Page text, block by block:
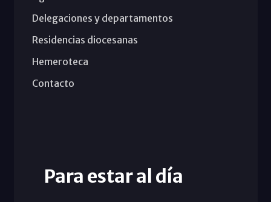
Delegaciones y departamentos
Residencias diocesanas
Hemeroteca
Contacto
Para estar al día